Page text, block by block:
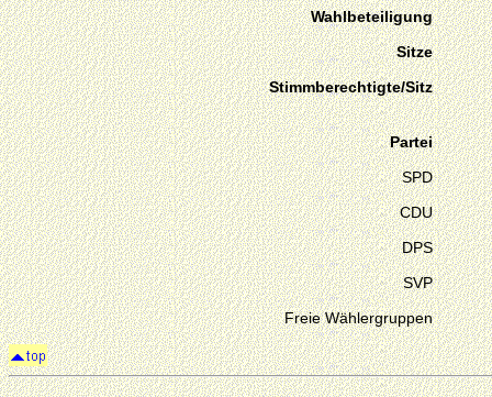
Wahlbeteiligung
Sitze
Stimmberechtigte/Sitz
Partei
SPD
CDU
DPS
SVP
Freie Wählergruppen